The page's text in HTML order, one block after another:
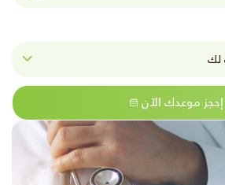
إحجز موعدك الآن